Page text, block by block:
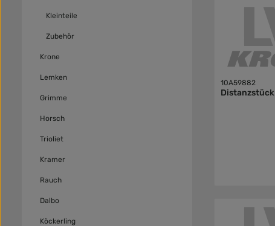
Kleinteile
Zubehör
Krone
Lemken
Grimme
Horsch
Trioliet
Kramer
Rauch
Dalbo
Köckerling
10A59882
Distanzstück